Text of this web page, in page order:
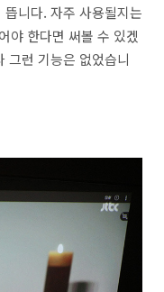
니다. 자주 사용될지는
야 한다면 써볼 수 있겠
그런 기능은 없었습니